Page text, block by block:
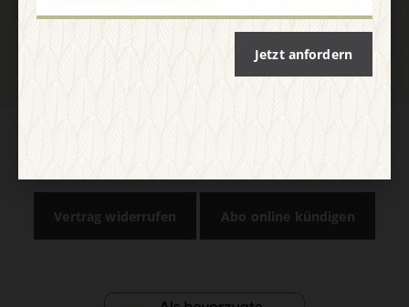
Vertrag widerrufen Abo online kündigen
Jetzt anfordern